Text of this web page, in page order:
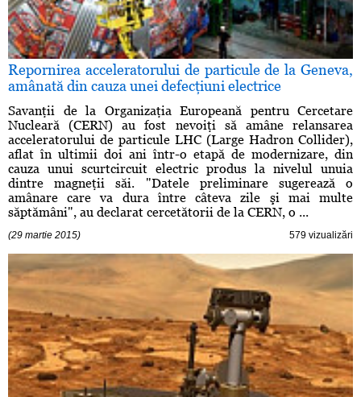
Repornirea acceleratorului de particule de la Geneva,
amânată din cauza unei defecţiuni electrice
Savanţii de la Organizaţia Europeană pentru Cercetare
Nucleară (CERN) au fost nevoiţi să amâne relansarea
acceleratorului de particule LHC (Large Hadron Collider),
aflat în ultimii doi ani într-o etapă de modernizare, din
cauza unui scurtcircuit electric produs la nivelul unuia
dintre magneţii săi. "Datele preliminare sugerează o
amânare care va dura între câteva zile şi mai multe
săptămâni", au declarat cercetătorii de la CERN, o ...
(29 martie 2015) 579 vizualizări